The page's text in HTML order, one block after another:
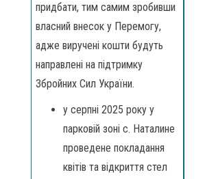
придбати, тим самим зробивши
власний внесок у Перемогу,
адже виручені кошти будуть
направлені на підтримку
Збройних Сил України.
у серпні 2025 року у
парковій зоні с. Наталине
проведене покладання
квітів та відкриття стел